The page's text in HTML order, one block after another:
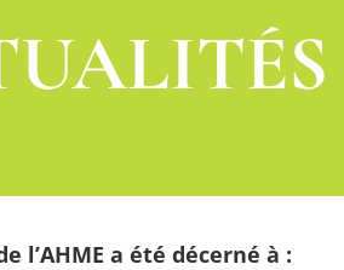
l’AHME a été décerné à :